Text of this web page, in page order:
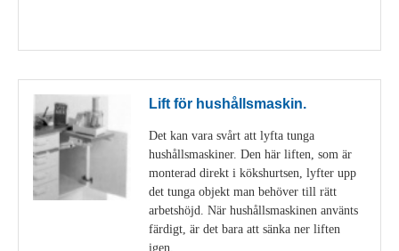
Lift för hushållsmaskin.
Det kan vara svårt att lyfta tunga
hushållsmaskiner. Den här liften, som är
monterad direkt i kökshurtsen, lyfter upp
det tunga objekt man behöver till rätt
arbetshöjd. När hushållsmaskinen använts
färdigt, är det bara att sänka ner liften
igen.